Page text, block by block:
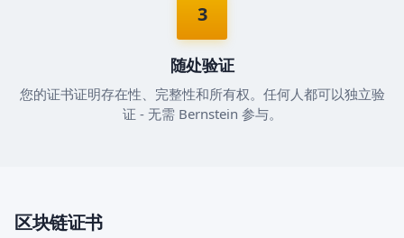
3
随处验证
您的证书证明存在性、完整性和所有权。任何人都可以独立验
证 - 无需 Bernstein 参与。
区块链证书